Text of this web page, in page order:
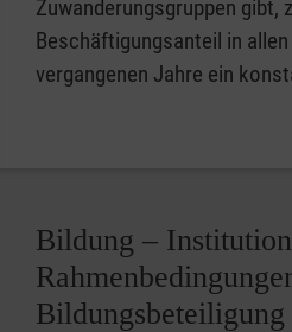
Zuwanderungsgruppen gibt,
Beschäftigungsanteil in allen
vergangenen Jahre ein
Bildung –
Bildungsbeteiligung